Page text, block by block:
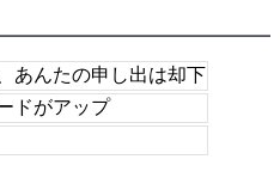
あんたの申し出は却下
ドがアップ